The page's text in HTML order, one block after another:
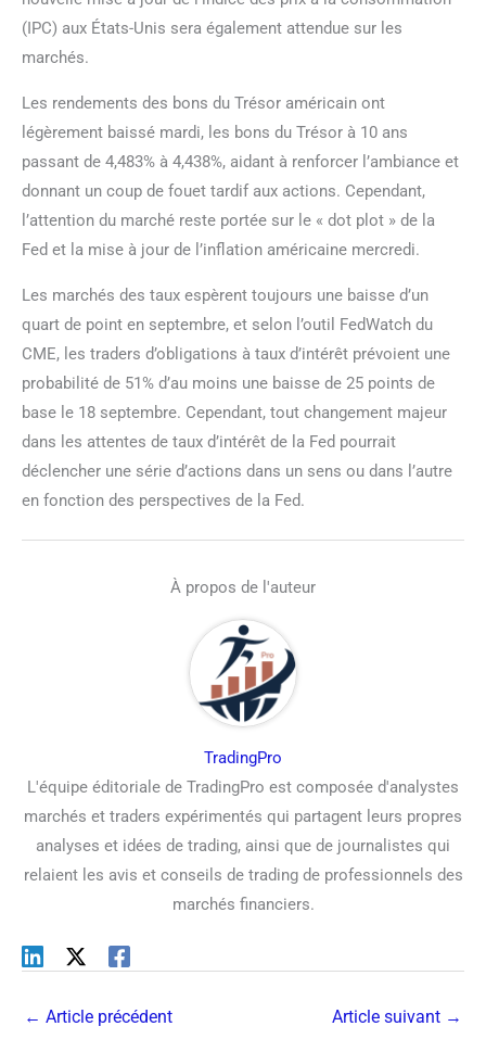
(IPC) aux États-Unis sera également attendue sur les
marchés.
Les rendements des bons du Trésor américain ont
légèrement baissé mardi, les bons du Trésor à 10 ans
passant de 4,483% à 4,438%, aidant à renforcer l’ambiance et
donnant un coup de fouet tardif aux actions. Cependant,
l’attention du marché reste portée sur le « dot plot » de la
Fed et la mise à jour de l’inflation américaine mercredi.
Les marchés des taux espèrent toujours une baisse d’un
quart de point en septembre, et selon l’outil FedWatch du
CME, les traders d’obligations à taux d’intérêt prévoient une
probabilité de 51% d’au moins une baisse de 25 points de
base le 18 septembre. Cependant, tout changement majeur
dans les attentes de taux d’intérêt de la Fed pourrait
déclencher une série d’actions dans un sens ou dans l’autre
en fonction des perspectives de la Fed.
À propos de l'auteur
TradingPro
L'équipe éditoriale de TradingPro est composée d'analystes
marchés et traders expérimentés qui partagent leurs propres
analyses et idées de trading, ainsi que de journalistes qui
relaient les avis et conseils de trading de professionnels des
marchés financiers.
← Article précédent Article suivant →